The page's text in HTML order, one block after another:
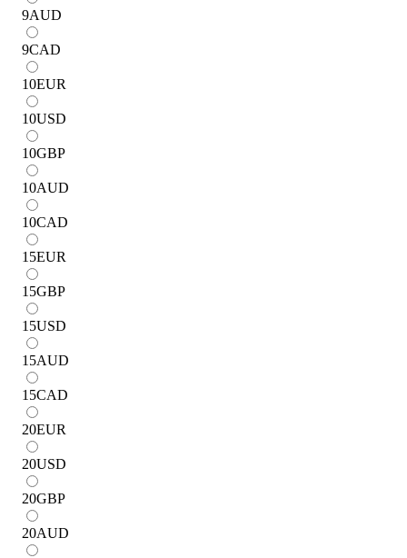
9AUD
9CAD
10EUR
10USD
10GBP
10AUD
10CAD
15EUR
15GBP
15USD
15AUD
15CAD
20EUR
20USD
20GBP
20AUD